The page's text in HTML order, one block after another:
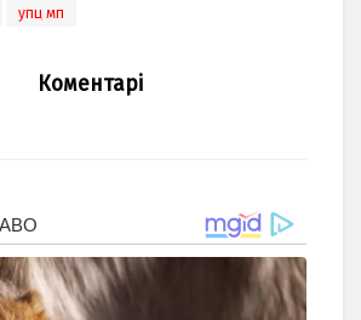
упц мп
Коментарі